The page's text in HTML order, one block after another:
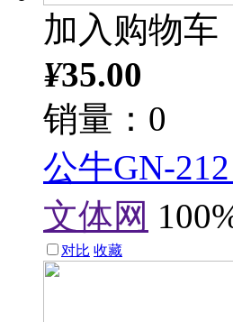
加入购物车
¥35.00
销量：0
公牛GN-
文体网
对比 收藏